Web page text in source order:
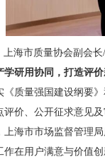
上海市质量协会副会
研用协同，打造评价
《质量强国建设纲要
评价、公开征求意见
上海市市场监督管理
作在用户满意与价值